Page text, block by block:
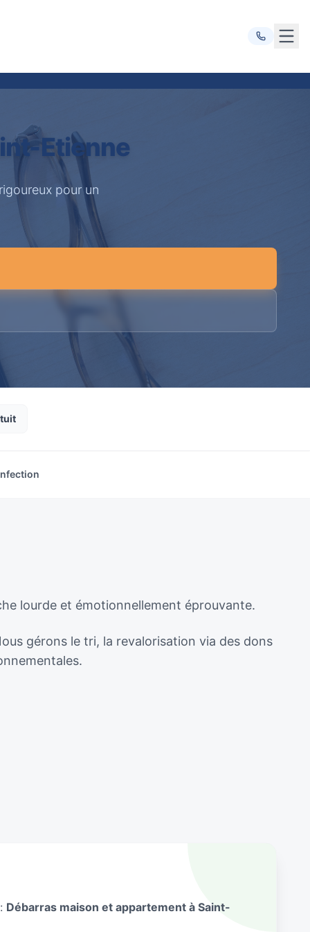
Etienne
pour un
lourde et émotionnellement éprouvante.
gérons le tri, la revalorisation via des dons
Débarras maison et appartement à Saint-